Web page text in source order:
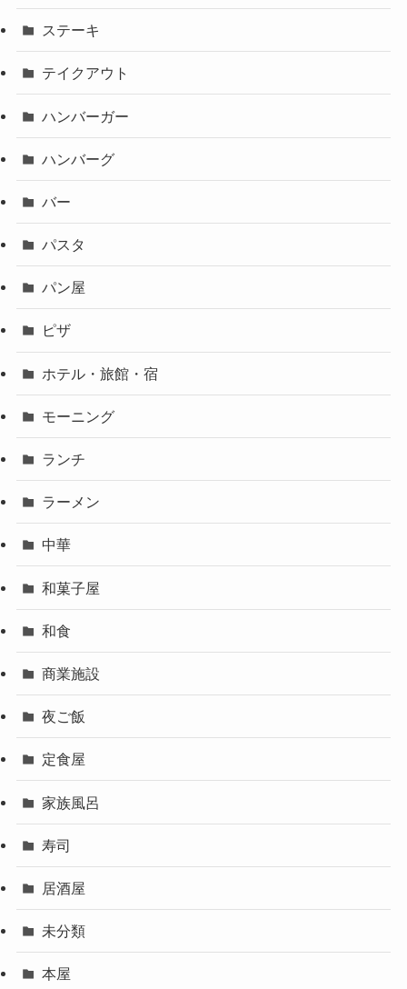
ステーキ
テイクアウト
ハンバーガー
ハンバーグ
バー
パスタ
パン屋
ピザ
ホテル・旅館・宿
モーニング
ランチ
ラーメン
中華
和菓子屋
和食
商業施設
夜ご飯
定食屋
家族風呂
寿司
居酒屋
未分類
本屋